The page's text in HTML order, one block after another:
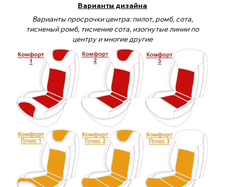
Варианты дизайна
Варианты просрочки центра: пилот, ромб, сота,
тисненый ромб, тиснение сота, изогнутые линии по
центру и многие другие